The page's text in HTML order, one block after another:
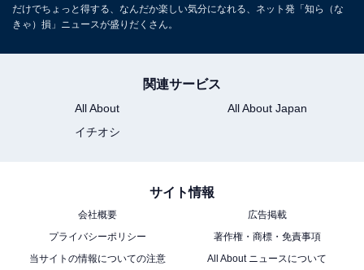
だけでちょっと得する、なんだか楽しい気分になれる、ネット発「知ら（な
きゃ）損」ニュースが盛りだくさん。
関連サービス
All About
All About Japan
イチオシ
サイト情報
会社概要
広告掲載
プライバシーポリシー
著作権・商標・免責事項
当サイトの情報についての注意
All About ニュースについて